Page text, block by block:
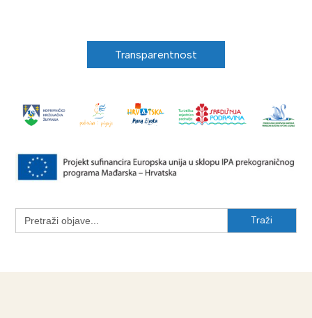
Transparentnost
Search
for: